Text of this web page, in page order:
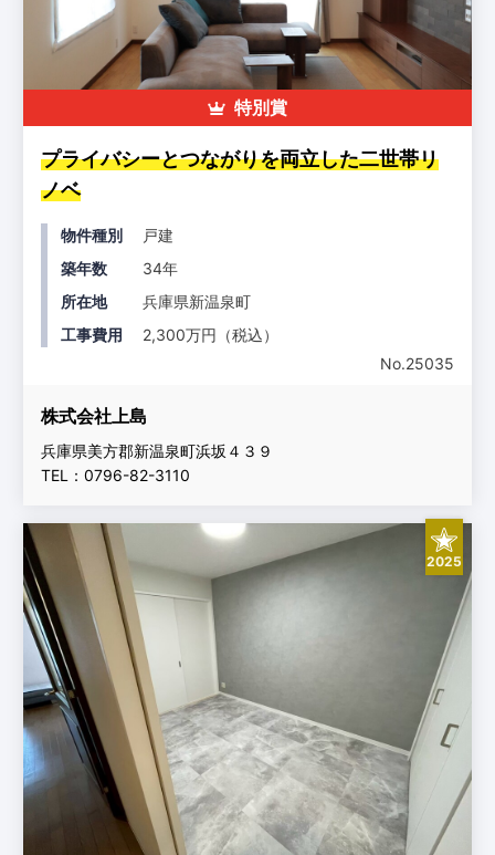
特別賞
プライバシーとつながりを両立した二世帯リ
ノベ
物件種別
戸建
築年数
34年
所在地
兵庫県新温泉町
工事費用
2,300万円（税込）
No.25035
株式会社上島
兵庫県美方郡新温泉町浜坂４３９
TEL：0796-82-3110
2025